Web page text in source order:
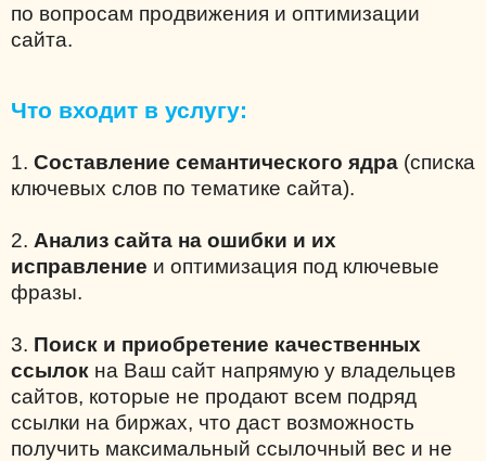
по вопросам продвижения и оптимизации
сайта.
Что входит в услугу:
1. Составление семантического ядра (списка
ключевых слов по тематике сайта).
2. Анализ сайта на ошибки и их
исправление и оптимизация под ключевые
фразы.
3. Поиск и приобретение качественных
ссылок на Ваш сайт напрямую у владельцев
сайтов, которые не продают всем подряд
ссылки на биржах, что даст возможность
получить максимальный ссылочный вес и не